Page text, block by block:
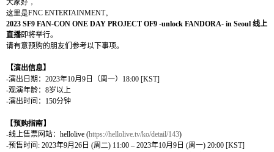
大家好，
这里是FNC ENTERTAINMENT。
2023 SF9 FAN-CON ONE DAY PROJECT OF9 -unlock FANDORA- in Seoul 线上
直播即将举行。
请有意预购的朋友们参考以下事项。
【演出信息】
-演出日期： 2023年10月 9 日（周一） 18:00 [KST]
-观演年龄： 8岁以上
-演出时间： 150分钟
【预购指南】
-线上售票网站： hellolive (https://hellolive.tv/ko/detail/143)
-预售时间 : 2023年9月 26 日 (周 二) 11:00 – 2023年10月 9 日 (周一) 20:00 [KST]